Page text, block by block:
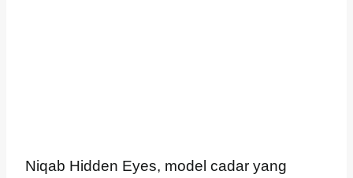
Niqab Hidden Eyes, model cadar yang